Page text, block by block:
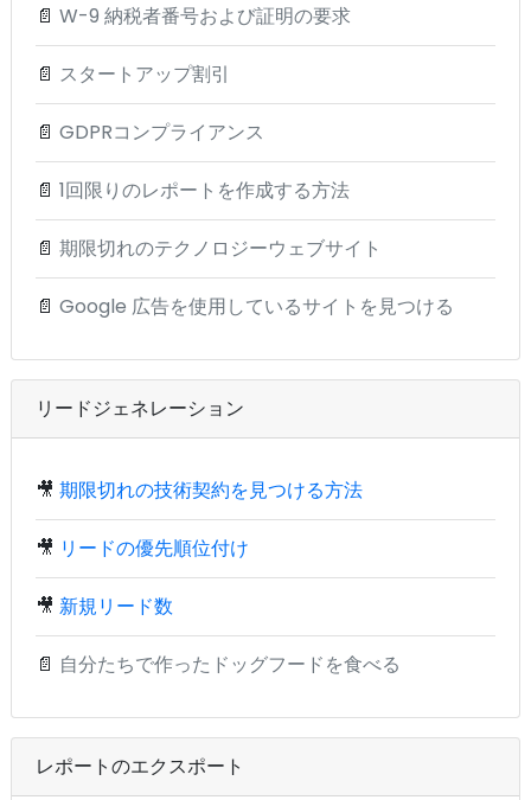
📄 W-9 納税者番号および証明の要求
📄 スタートアップ割引
📄 GDPRコンプライアンス
📄 1回限りのレポートを作成する方法
📄 期限切れのテクノロジーウェブサイト
📄 Google 広告を使用しているサイトを見つける
リードジェネレーション
🎥 期限切れの技術契約を見つける方法
🎥 リードの優先順位付け
🎥 新規リード数
📄 自分たちで作ったドッグフードを食べる
レポートのエクスポート